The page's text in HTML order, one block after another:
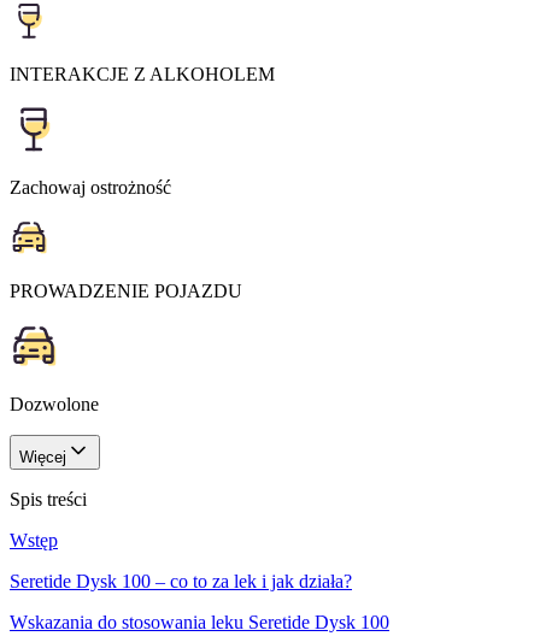
INTERAKCJE Z ALKOHOLEM
Zachowaj ostrożność
PROWADZENIE POJAZDU
Dozwolone
Więcej
Spis treści
Wstęp
Seretide Dysk 100 – co to za lek i jak działa?
Wskazania do stosowania leku Seretide Dysk 100